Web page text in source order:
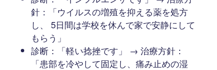
針：「ウイルスの増殖を抑える薬を処方
し、 5日間は学校を休んで家で安静にして
もらう」
診断：「軽い捻挫です」 → 治療方針：
「患部を冷やして固定し、痛み止めの湿